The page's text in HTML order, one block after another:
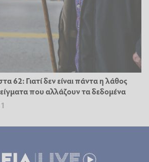
62: Γιατί δεν είναι πάντα η λάθος
που αλλάζουν τα δεδομένα